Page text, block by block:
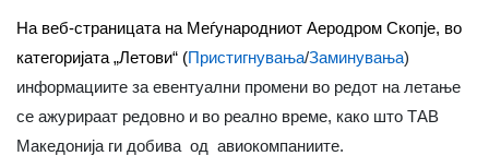
На веб-страницата на Меѓународниот Аеродром Скопје, во
категоријата „Летови“ (Пристигнувања/Заминувања)
информациите за евентуални промени во редот на летање
се ажурираат редовно и во реално време, како што ТАВ
Македонија ги добива од авиокомпаниите.